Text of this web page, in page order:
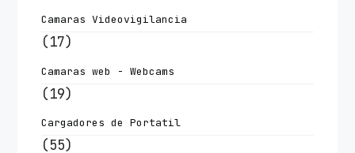
Camaras Videovigilancia
(17)
Camaras web - Webcams
(19)
Cargadores de Portatil
(55)